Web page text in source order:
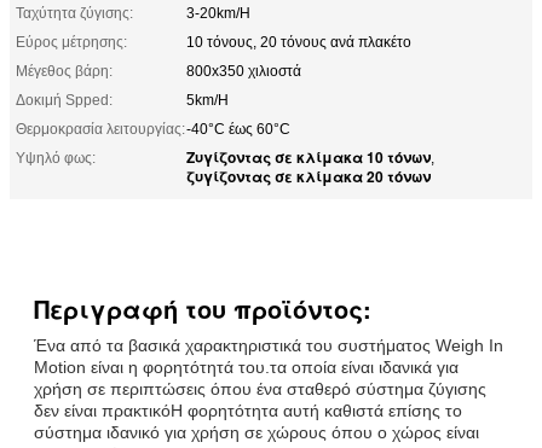
Ταχύτητα ζύγισης:
3-20km/H
Εύρος μέτρησης:
10 τόνους, 20 τόνους ανά πλακέτο
Μέγεθος βάρη:
800x350 χιλιοστά
Δοκιμή Spped:
5km/H
Θερμοκρασία λειτουργίας:-40°C έως 60°C
Υψηλό φως:
Ζυγίζοντας σε κλίμακα 10 τόνων,
ζυγίζοντας σε κλίμακα 20 τόνων
Περιγραφή του προϊόντος:
Ένα από τα βασικά χαρακτηριστικά του συστήματος Weigh In
Motion είναι η φορητότητά του.τα οποία είναι ιδανικά για
χρήση σε περιπτώσεις όπου ένα σταθερό σύστημα ζύγισης
δεν είναι πρακτικόΗ φορητότητα αυτή καθιστά επίσης το
σύστημα ιδανικό για χρήση σε χώρους όπου ο χώρος είναι